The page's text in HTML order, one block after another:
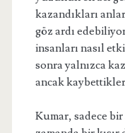
kazandıkları
göz ardı
insanları nasıl
sonra yalnızca
ancak
Kumar, sadece